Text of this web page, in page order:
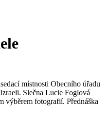
místnosti Obecního úřadu
Slečna Lucie Foglová
výběrem fotografií. Přednáška